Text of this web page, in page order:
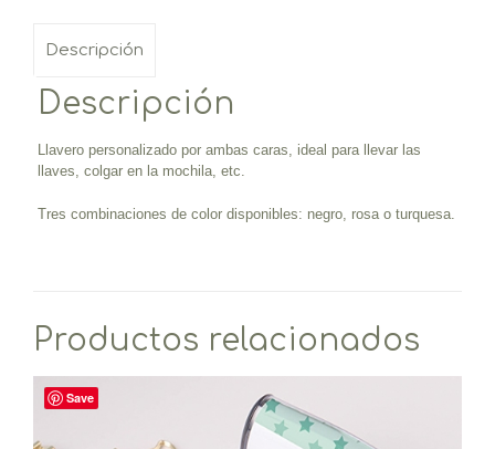
Descripción
Descripción
Llavero personalizado por ambas caras, ideal para llevar las
llaves, colgar en la mochila, etc.
Tres combinaciones de color disponibles: negro, rosa o turquesa.
Productos relacionados
Save